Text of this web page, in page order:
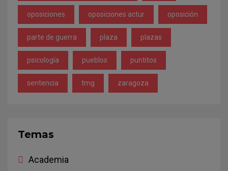
oposiciones oposiciones actur oposición
parte de guerra plaza plazas
psicología pueblos puntitos
sentencia tmg zaragoza
Temas
Academia